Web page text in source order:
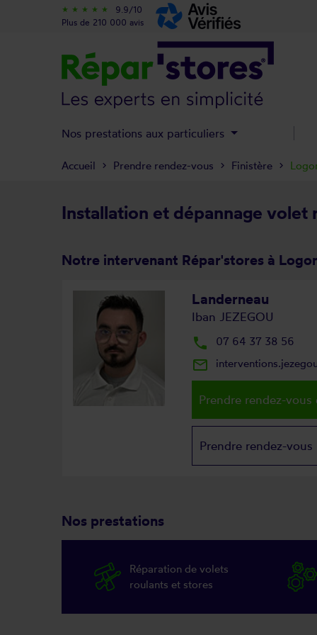
Installation et dépannage volet
Notre intervenant Répar'stores à
Landerneau
Iban JEZEGOU
local_phone 07 64 37 38 56
mail_outline
Prendre rendez-vous
Prendre rendez-vous
Nos prestations
Réparation de volets
roulants et stores
Accueil Prendre rendez-vous Finistère
star_rate star_rate star_rate star_rate star_rate
9.9/10
Plus de 210 000 avis
Nos prestations aux particuliers